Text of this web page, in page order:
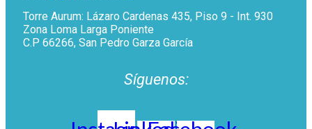
Torre Aurum: Lázaro Cardenas 435, Piso 9 - Int. 930
Zona Loma Larga Poniente
C.P 66266, San Pedro Garza García
Síguenos: